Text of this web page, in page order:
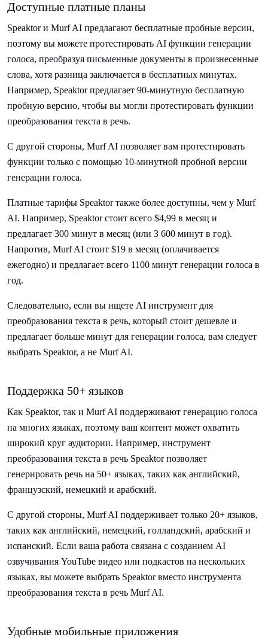
Доступные платные планы
Speaktor и Murf AI предлагают бесплатные пробные версии,
поэтому вы можете протестировать AI функции генерации
голоса, преобразуя письменные документы в произнесенные
слова, хотя разница заключается в бесплатных минутах.
Например, Speaktor предлагает 90-минутную бесплатную
пробную версию, чтобы вы могли протестировать функции
преобразования текста в речь.
С другой стороны, Murf AI позволяет вам протестировать
функции только с помощью 10-минутной пробной версии
генерации голоса.
Платные тарифы Speaktor также более доступны, чем у Murf
AI. Например, Speaktor стоит всего $4,99 в месяц и
предлагает 300 минут в месяц (или 3 600 минут в год).
Напротив, Murf AI стоит $19 в месяц (оплачивается
ежегодно) и предлагает всего 1100 минут генерации голоса в
год.
Следовательно, если вы ищете AI инструмент для
преобразования текста в речь, который стоит дешевле и
предлагает больше минут для генерации голоса, вам следует
выбрать Speaktor, а не Murf AI.
Поддержка 50+ языков
Как Speaktor, так и Murf AI поддерживают генерацию голоса
на многих языках, поэтому ваш контент может охватить
широкий круг аудитории. Например, инструмент
преобразования текста в речь Speaktor позволяет
генерировать речь на 50+ языках, таких как английский,
французский, немецкий и арабский.
С другой стороны, Murf AI поддерживает только 20+ языков,
таких как английский, немецкий, голландский, арабский и
испанский. Если ваша работа связана с созданием AI
озвучивания YouTube видео или подкастов на нескольких
языках, вы можете выбрать Speaktor вместо инструмента
преобразования текста в речь Murf AI.
Удобные мобильные приложения